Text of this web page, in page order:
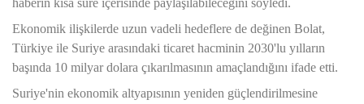
Ekonomik ilişkilerde uzun vadeli hedeflere de değinen Bolat,
Türkiye ile Suriye arasındaki ticaret hacminin 2030'lu yılların
başında 10 milyar dolara çıkarılmasının amaçlandığını ifade etti.
Suriye'nin ekonomik altyapısının yeniden güçlendirilmesine